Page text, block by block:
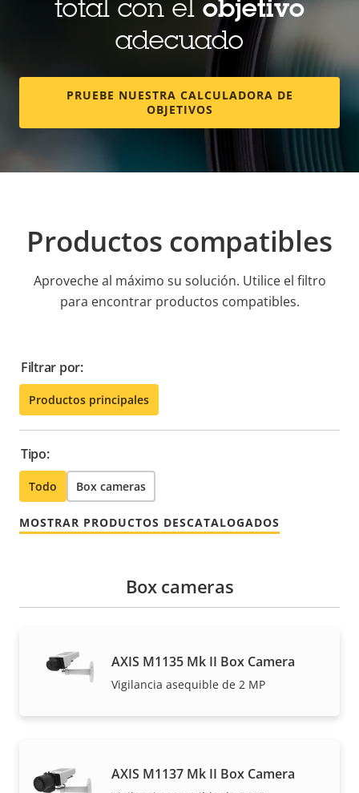
total con el objetivo
adecuado
PRUEBE NUESTRA CALCULADORA DE
OBJETIVOS
Productos compatibles
Aproveche al máximo su solución. Utilice el filtro
para encontrar productos compatibles.
Filtrar por:
Productos principales
Tipo:
Todo Box cameras
MOSTRAR PRODUCTOS DESCATALOGADOS
Box cameras
AXIS M1135 Mk II Box Camera
Vigilancia asequible de 2 MP
AXIS M1137 Mk II Box Camera